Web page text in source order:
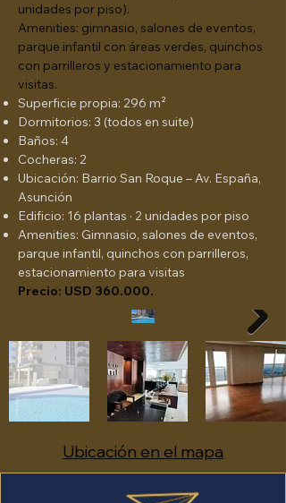
unidades por piso).
Amenities: gimnasio, salones de eventos,
parque infantil con áreas verdes, quinchos
con parrilleros y estacionamiento para
visitas.
Superficie propia: 296 m²
Dormitorios: 3 (todos en suite)
Baños: 4
Cocheras: 2
Ubicación: Barrio San Roque – Av. España,
Asunción
Edificio: 16 plantas · 2 unidades por piso
Amenities: Gimnasio, salones de eventos,
parque infantil, quinchos con parrilleros,
estacionamiento para visitas
Precio: USD 360.000.
Ubicación en el mapa